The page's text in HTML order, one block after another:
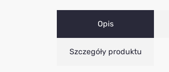
Opis
Szczegóły produktu